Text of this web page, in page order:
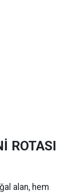
ROTASI
alan, hem